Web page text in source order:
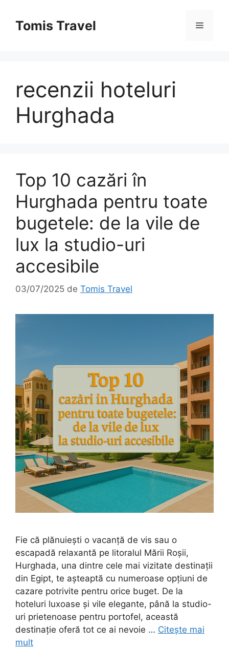
conținutTomis Travel Meniu
recenzii hoteluri
Hurghada
Top 10 cazări în
Hurghada pentru toate
bugetele: de la vile de
lux la studio-uri
accesibile
03/07/2025 de Tomis Travel
Fie că plănuiești o vacanță de vis sau o
escapadă relaxantă pe litoralul Mării Roșii,
Hurghada, una dintre cele mai vizitate destinații
din Egipt, te așteaptă cu numeroase opțiuni de
cazare potrivite pentru orice buget. De la
hoteluri luxoase și vile elegante, până la studio-
uri prietenoase pentru portofel, această
destinație oferă tot ce ai nevoie … Citește mai
mult